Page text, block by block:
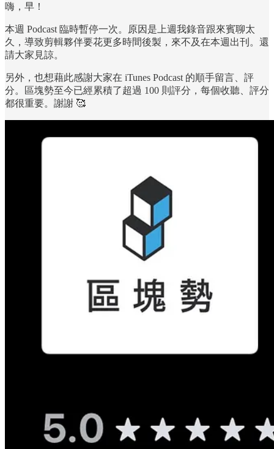
嗨，早！
本週 Podcast 臨時暫停一次。原因是上週我錄音跟來賓聊太
久，導致剪輯夥伴要花更多時間後製，來不及在本週出刊。還
請大家見諒。
另外，也想藉此感謝大家在 iTunes Podcast 的順手留言、評
分。區塊勢至今已經累積了超過 100 則評分，每個收聽、評分
都很重要。謝謝 🥰